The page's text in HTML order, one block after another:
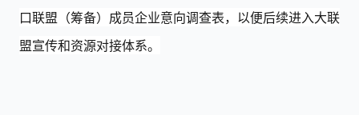
口联盟（筹备）成员企业意向调查表，以便后续进入大联
盟宣传和资源对接体系。